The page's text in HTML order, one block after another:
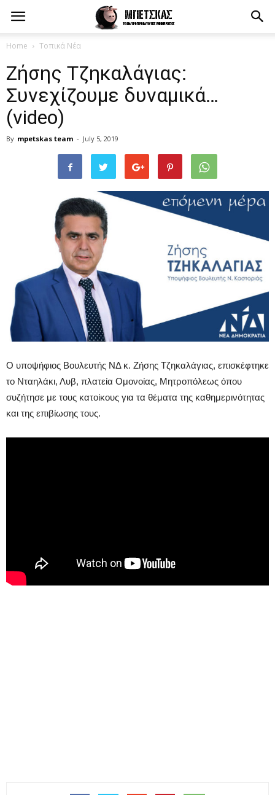
Home Τοπικά Νέα
Ζήσης Τζηκαλάγιας:
Συνεχίζουμε δυναμικά…
(video)
By mpetskas team - July 5, 2019
Ο υποψήφιος Βουλευτής ΝΔ κ. Ζήσης Τζηκαλάγιας, επισκέφτηκε
τo Νταηλάκι, Λυβ, πλατεία Ομονοίας, Μητροπόλεως όπου
συζήτησε με τους κατοίκους για τα θέματα της καθημερινότητας
και της επιβίωσης τους.